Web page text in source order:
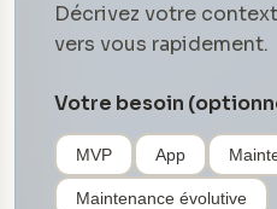
Décrivez votre
vers vous rapidement.
Votre besoin
MVP App
Maintenance évolutive